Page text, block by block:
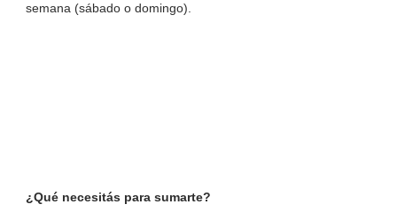
semana (sábado o domingo).
¿Qué necesitás para sumarte?